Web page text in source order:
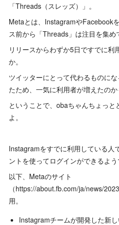
「Threads（スレッズ）」。
Metaとは、InstagramやFacebook
ス前から「Threads」は注目を集め
リリースからわずか5日ですでに利
か。
ツイッターにとって代わるものに
たため、一気に利用者が増えたのか
ということで、obaちゃんちょっ
よ。
Instagramをすでに利用している人
ントを使ってログインができるよう
以下、Metaのサイト
（https://about.fb.com/ja/news/
用。
Instagramチームが開発した新